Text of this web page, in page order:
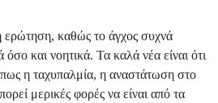
ερώτηση, καθώς το άγχος συχνά
και νοητικά. Τα καλά νέα είναι ότι
η ταχυπαλμία, η αναστάτωση στο
μερικές φορές να είναι από τα